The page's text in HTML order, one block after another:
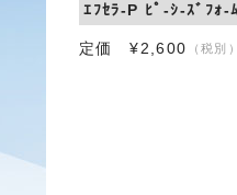
ｴﾌｾﾗ-P ﾋﾟ-ｼ-ｽﾞﾌｫ
定価 ¥2,600 （税別）